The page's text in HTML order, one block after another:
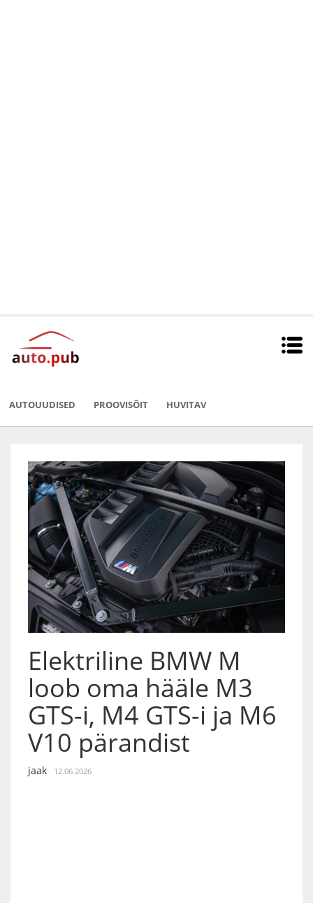
AUTOUUDISED PROOVISÕIT HUVITAV
Elektriline BMW M
loob oma hääle M3
GTS-i, M4 GTS-i ja M6
V10 pärandist
jaak 12.06.2026